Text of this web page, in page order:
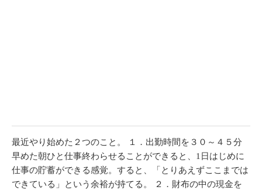
最近やり始めた２つのこと。 １．出勤時間を３０～４５分
早めた朝ひと仕事終わらせることができると、1日はじめに
仕事の貯蓄ができる感覚。すると、「とりあえずここまでは
できている」という余裕が持てる。 ２．財布の中の現金を